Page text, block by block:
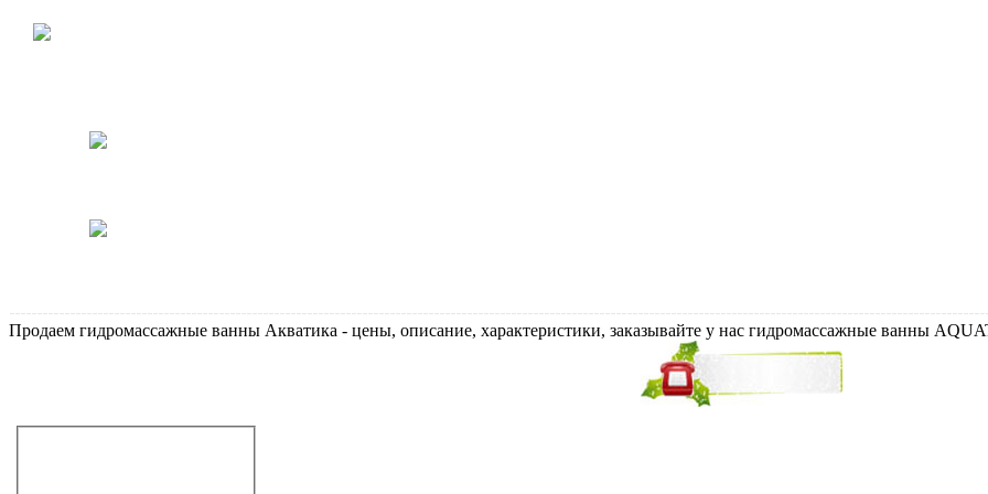
Продаем гидромассажные ванны Акватика - цены, описание, характеристики, заказывайте у нас гидромассажные ванны